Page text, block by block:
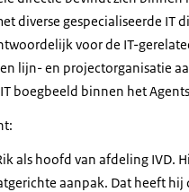
diverse gespecialiseerde
voor de IT-
lijn- en projectorganisatie
boegbeeld binnen het
als hoofd van afdeling IVD.
aanpak. Dat heeft